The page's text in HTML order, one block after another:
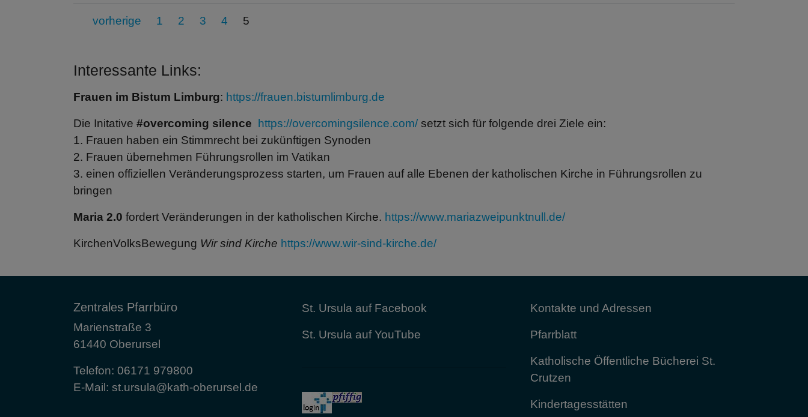
vorherige 1 2 3 4 5
Interessante Links:
Frauen im Bistum Limburg: https://frauen.bistumlimburg.de
Die Initative #overcoming silence https://overcomingsilence.com/ setzt sich für folgende drei Ziele ein:
1. Frauen haben ein Stimmrecht bei zukünftigen Synoden
2. Frauen übernehmen Führungsrollen im Vatikan
3. einen offiziellen Veränderungsprozess starten, um Frauen auf alle Ebenen der katholischen Kirche in Führungsrollen zu
bringen
Maria 2.0 fordert Veränderungen in der katholischen Kirche. https://www.mariazweipunktnull.de/
KirchenVolksBewegung Wir sind Kirche https://www.wir-sind-kirche.de/
Zentrales Pfarrbüro
Marienstraße 3
61440 Oberursel
Telefon: 06171 979800
E-Mail: st.ursula@kath-oberursel.de
St. Ursula auf Facebook
St. Ursula auf YouTube
Kontakte und Adressen
Pfarrblatt
Katholische Öffentliche Bücherei St.
Crutzen
Kindertagesstätten